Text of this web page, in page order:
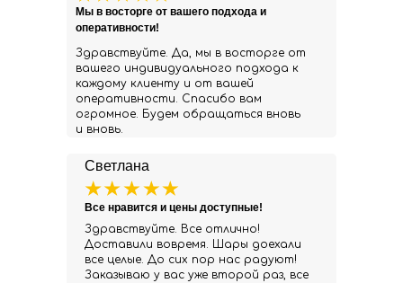
Здравствуйте. Да, мы в восторге от
вашего индивидуального подхода к
каждому клиенту и от вашей
оперативности. Спасибо вам
огромное. Будем обращаться вновь
и вновь.
Мы в восторге от вашего подхода и
оперативности!
Светлана
Здравствуйте. Все отлично!
Доставили вовремя. Шары доехали
все целые. До сих пор нас радуют!
Заказываю у вас уже второй раз, все
Все нравится и цены доступные!